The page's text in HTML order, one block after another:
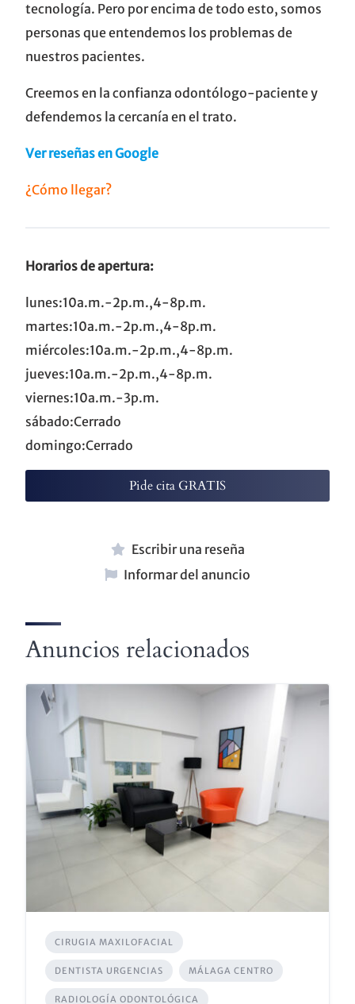
tecnología. Pero por encima de todo esto, somos
personas que entendemos los problemas de
nuestros pacientes.
Creemos en la confianza odontólogo-paciente y
defendemos la cercanía en el trato.
Ver reseñas en Google
¿Cómo llegar?
Horarios de apertura:
lunes:10a.m.-2p.m.,4-8p.m.
martes:10a.m.-2p.m.,4-8p.m.
miércoles:10a.m.-2p.m.,4-8p.m.
jueves:10a.m.-2p.m.,4-8p.m.
viernes:10a.m.-3p.m.
sábado:Cerrado
domingo:Cerrado
Pide cita GRATIS
Escribir una reseña
Informar del anuncio
Anuncios relacionados
CIRUGIA MAXILOFACIAL
DENTISTA URGENCIAS MÁLAGA CENTRO
RADIOLOGÍA ODONTOLÓGICA